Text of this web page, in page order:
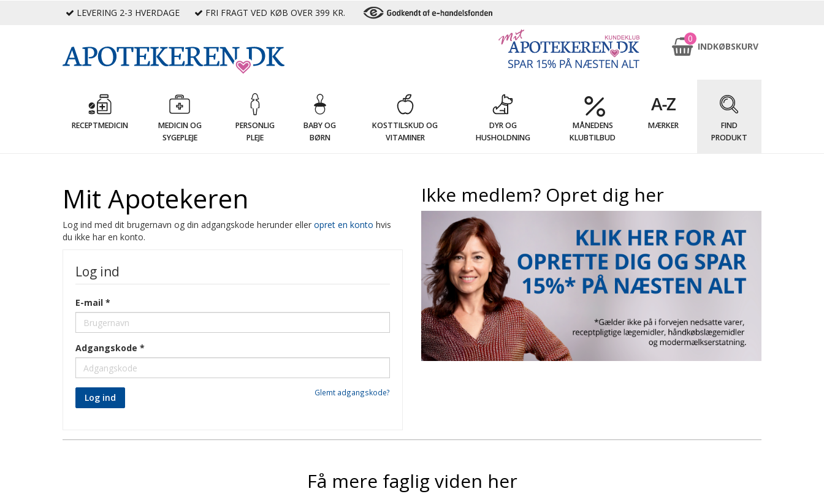
LEVERING 2-3 HVERDAGE FRI FRAGT VED KØB OVER 399 KR.
0
INDKØBSKURV
RECEPTMEDICIN
MEDICIN OG
SYGEPLEJE
PERSONLIG
PLEJE
BABY OG
BØRN
KOSTTILSKUD OG
VITAMINER
DYR OG
HUSHOLDNING
MÅNEDENS
KLUBTILBUD
MÆRKER
FIND
PRODUKT
Mit Apotekeren
Log ind med dit brugernavn og din adgangskode herunder eller opret en konto hvis
du ikke har en konto.
Log ind
E-mail
Adgangskode
Log ind Glemt adgangskode?
Ikke medlem? Opret dig her
Få mere faglig viden her